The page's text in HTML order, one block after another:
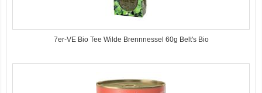
7er-VE Bio Tee Wilde Brennnessel 60g Belt's Bio
Bio-Kausticks Hund (3x11g) Yarrah